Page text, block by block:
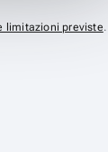
limitazioni previste.